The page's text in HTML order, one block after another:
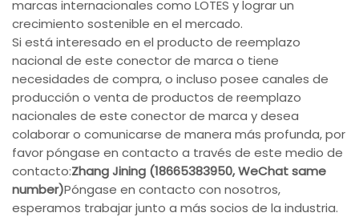
marcas internacionales como LOTES y lograr un
crecimiento sostenible en el mercado.
Si está interesado en el producto de reemplazo
nacional de este conector de marca o tiene
necesidades de compra, o incluso posee canales de
producción o venta de productos de reemplazo
nacionales de este conector de marca y desea
colaborar o comunicarse de manera más profunda, por
favor póngase en contacto a través de este medio de
contacto:Zhang Jining (18665383950, WeChat same
number)Póngase en contacto con nosotros,
esperamos trabajar junto a más socios de la industria.